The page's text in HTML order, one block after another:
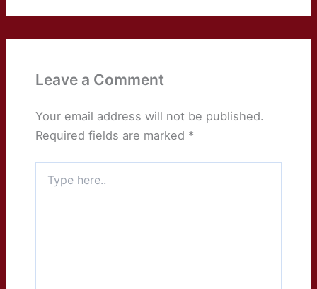
Leave a Comment
Your email address will not be published.
Required fields are marked *
here..